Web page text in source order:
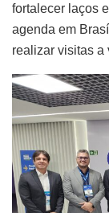
fortalecer laços
agenda em
realizar visitas a